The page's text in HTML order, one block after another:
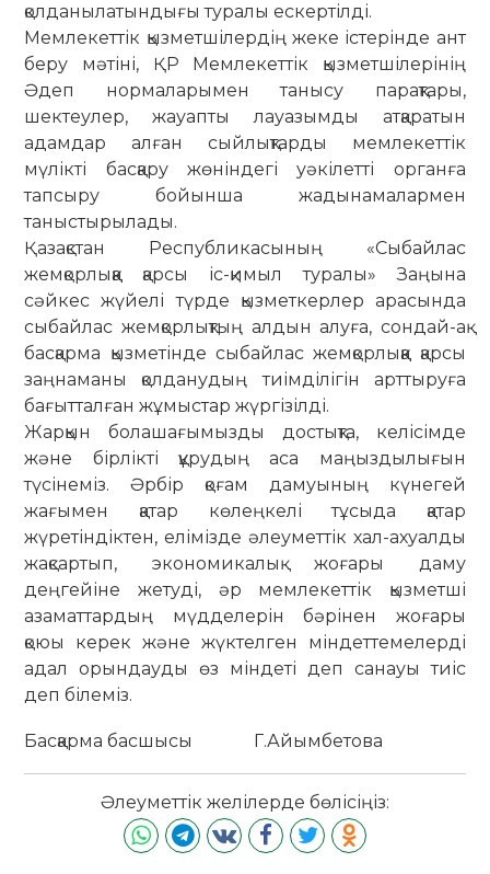
қолданылатындығы туралы ескертілді.
Мемлекеттік қызметшілердің жеке істерінде ант
беру мәтіні, ҚР Мемлекеттік қызметшілерінің
Әдеп нормаларымен танысу парақтары,
шектеулер, жауапты лауазымды атқаратын
адамдар алған сыйлықтарды мемлекеттік
мүлікті басқару жөніндегі уәкілетті органға
тапсыру бойынша жадынамалармен
таныстырылады.
Қазақстан Республикасының «Сыбайлас
жемқорлыққа қарсы іс-қимыл туралы» Заңына
сәйкес жүйелі түрде қызметкерлер арасында
сыбайлас жемқорлықтың алдын алуға, сондай-ақ
басқарма қызметінде сыбайлас жемқорлыққа қарсы
заңнаманы қолданудың тиімділігін арттыруға
бағытталған жұмыстар жүргізілді.
Жарқын болашағымызды достықта, келісімде
және бірлікті құрудың аса маңыздылығын
түсінеміз. Әрбір қоғам дамуының күнегей
жағымен қатар көлеңкелі тұсыда қатар
жүретіндіктен, елімізде әлеуметтік хал-ахуалды
жақсартып, экономикалық жоғары даму
деңгейіне жетуді, әр мемлекеттік қызметші
азаматтардың мүдделерін бәрінен жоғары
қоюы керек және жүктелген міндеттемелерді
адал орындауды өз міндеті деп санауы тиіс
деп білеміз.
Басқарма басшысы Г.Айымбетова
Әлеуметтік желілерде бөлісіңіз: